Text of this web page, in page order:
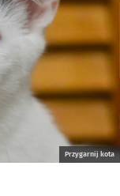
Przygarnij kota